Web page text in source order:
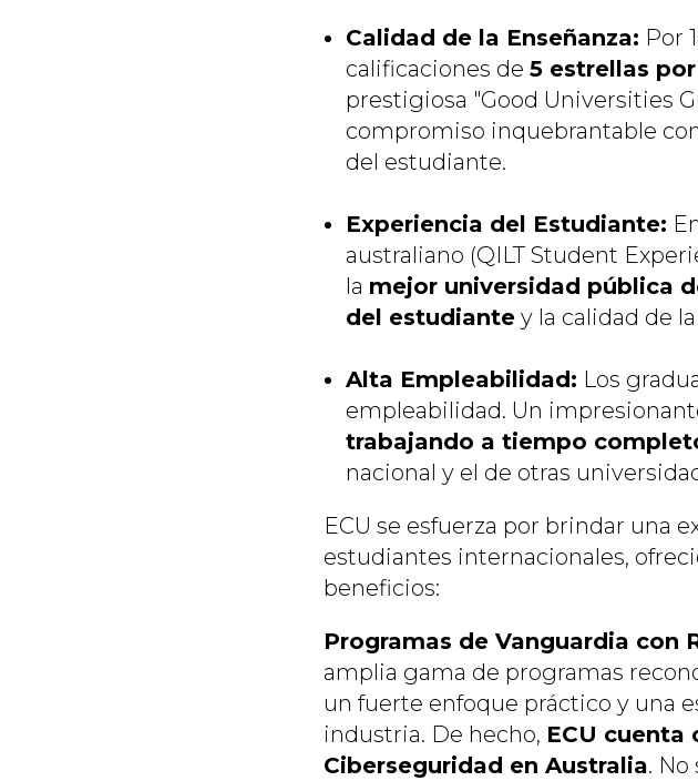
Calidad de la Enseñanza: Por
calificaciones de 5 estrellas
prestigiosa "Good Universities
compromiso inquebrantable
del estudiante.
Experiencia del Estudiante:
australiano (QILT Student
la mejor universidad pública
del estudiante y la calidad de
Alta Empleabilidad: Los
empleabilidad. Un
trabajando a tiempo
nacional y el de otras
ECU se esfuerza por brindar una
estudiantes internacionales,
beneficios:
Programas de Vanguardia con
amplia gama de programas
un fuerte enfoque práctico y una
industria. De hecho, ECU cuenta
Ciberseguridad en Australia.